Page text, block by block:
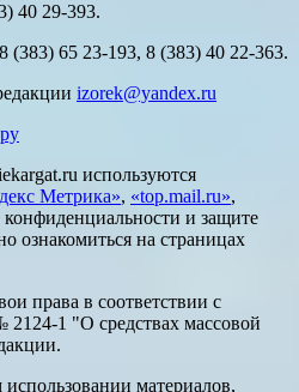
40 29-393.
(383) 65 23-193, 8 (383) 40 22-363.
izorek@yandex.ru
используются
Метрика», «top.mail.ru»,
и защите
ознакомиться на страницах
права в соответствии с
1 "О средствах массовой
материалов,